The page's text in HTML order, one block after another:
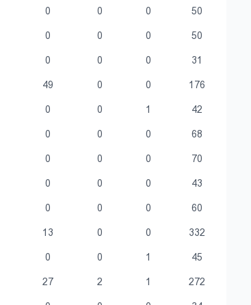
0 0 0 50
0 0 0 50
0 0 0 31
49 0 0 176
0 0 1 42
0 0 0 68
0 0 0 70
0 0 0 43
0 0 0 60
13 0 0 332
0 0 1 45
27 2 1 272